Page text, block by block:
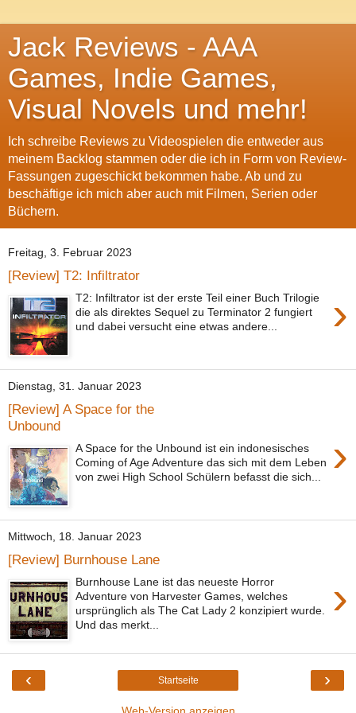
Jack Reviews - AAA
Games, Indie Games,
Visual Novels und mehr!
Ich schreibe Reviews zu Videospielen die entweder aus
meinem Backlog stammen oder die ich in Form von Review-
Fassungen zugeschickt bekommen habe. Ab und zu
beschäftige ich mich aber auch mit Filmen, Serien oder
Büchern.
Freitag, 3. Februar 2023
[Review] T2: Infiltrator
›
T2: Infiltrator ist der erste Teil einer Buch Trilogie
die als direktes Sequel zu Terminator 2 fungiert
und dabei versucht eine etwas andere...
Dienstag, 31. Januar 2023
[Review] A Space for the
Unbound
›
A Space for the Unbound ist ein indonesisches
Coming of Age Adventure das sich mit dem Leben
von zwei High School Schülern befasst die sich...
Mittwoch, 18. Januar 2023
[Review] Burnhouse Lane
›
Burnhouse Lane ist das neueste Horror
Adventure von Harvester Games, welches
ursprünglich als The Cat Lady 2 konzipiert wurde.
Und das merkt...
‹ ›
Startseite